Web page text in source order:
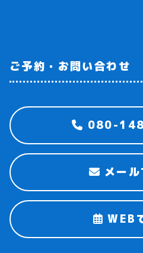
ご予約・お問い合わせ
080-
メール
WEB